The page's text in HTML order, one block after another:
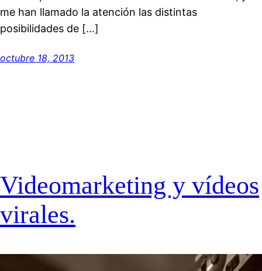
me han llamado la atención las distintas
posibilidades de […]
octubre 18, 2013
Videomarketing y vídeos
virales.